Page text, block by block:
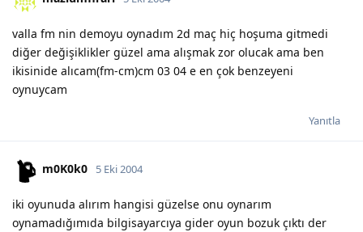
valla fm nin demoyu oynadım 2d maç hiç hoşuma gitmedi
diğer değişiklikler güzel ama alışmak zor olucak ama ben
ikisinide alıcam(fm-cm)cm 03 04 e en çok benzeyeni
oynuycam
Yanıtla
m0K0k0 5 Eki 2004
iki oyunuda alırım hangisi güzelse onu oynarım
oynamadığımıda bilgisayarcıya gider oyun bozuk çıktı der